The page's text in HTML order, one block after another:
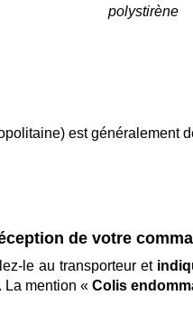
polystirène
est généralement
de votre
le au transporteur et
. La mention «Colis